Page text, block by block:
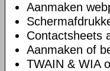
Aanmaken
Contactsheets
Aanmaken of
TWAIN & WIA